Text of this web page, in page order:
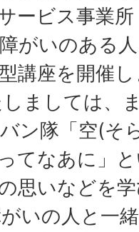
ービス事業
がいのある
講座を開催
ましては、
ン隊「空(そ
てなあに」
思いなどを
いの人と一